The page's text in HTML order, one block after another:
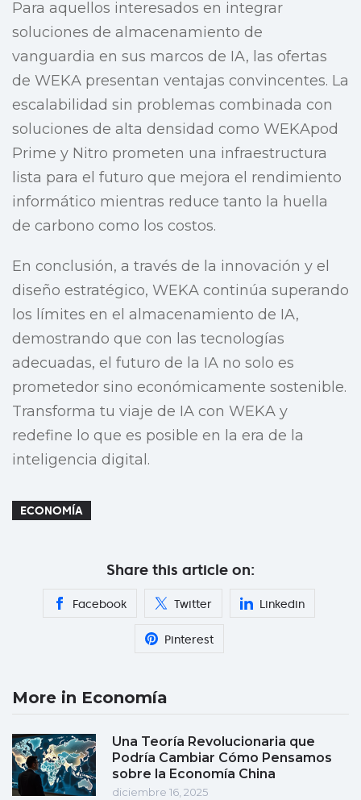
Para aquellos interesados en integrar
soluciones de almacenamiento de
vanguardia en sus marcos de IA, las ofertas
de WEKA presentan ventajas convincentes. La
escalabilidad sin problemas combinada con
soluciones de alta densidad como WEKApod
Prime y Nitro prometen una infraestructura
lista para el futuro que mejora el rendimiento
informático mientras reduce tanto la huella
de carbono como los costos.
En conclusión, a través de la innovación y el
diseño estratégico, WEKA continúa superando
los límites en el almacenamiento de IA,
demostrando que con las tecnologías
adecuadas, el futuro de la IA no solo es
prometedor sino económicamente sostenible.
Transforma tu viaje de IA con WEKA y
redefine lo que es posible en la era de la
inteligencia digital.
ECONOMÍA
Share this article on:
Facebook Twitter Linkedin
Pinterest
More in Economía
Una Teoría Revolucionaria que
Podría Cambiar Cómo Pensamos
sobre la Economía China
diciembre 16, 2025